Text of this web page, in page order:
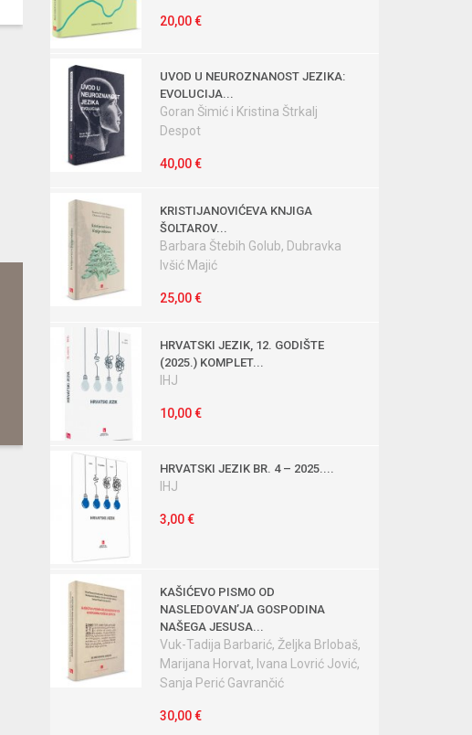
20,00 €
UVOD U NEUROZNANOST JEZIKA:
EVOLUCIJA...
Goran Šimić i Kristina Štrkalj
Despot
40,00 €
KRISTIJANOVIĆEVA KNJIGA
ŠOLTAROV...
Barbara Štebih Golub, Dubravka
Ivšić Majić
25,00 €
HRVATSKI JEZIK, 12. GODIŠTE
(2025.) KOMPLET...
IHJ
10,00 €
HRVATSKI JEZIK BR. 4 – 2025....
IHJ
3,00 €
KAŠIĆEVO PISMO OD
NASLEDOVANʼJA GOSPODINA
NAŠEGA JESUSA...
Vuk-Tadija Barbarić, Željka Brlobaš,
Marijana Horvat, Ivana Lovrić Jović,
Sanja Perić Gavrančić
30,00 €